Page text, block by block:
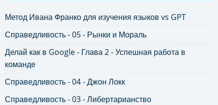
Метод Ивана Франко для изучения языков vs GPT
Справедливость - 05 - Рынки и Мораль
Делай как в Google - Глава 2 - Успешная работа в
команде
Справедливость - 04 - Джон Локк
Справедливость - 03 - Либертарианство